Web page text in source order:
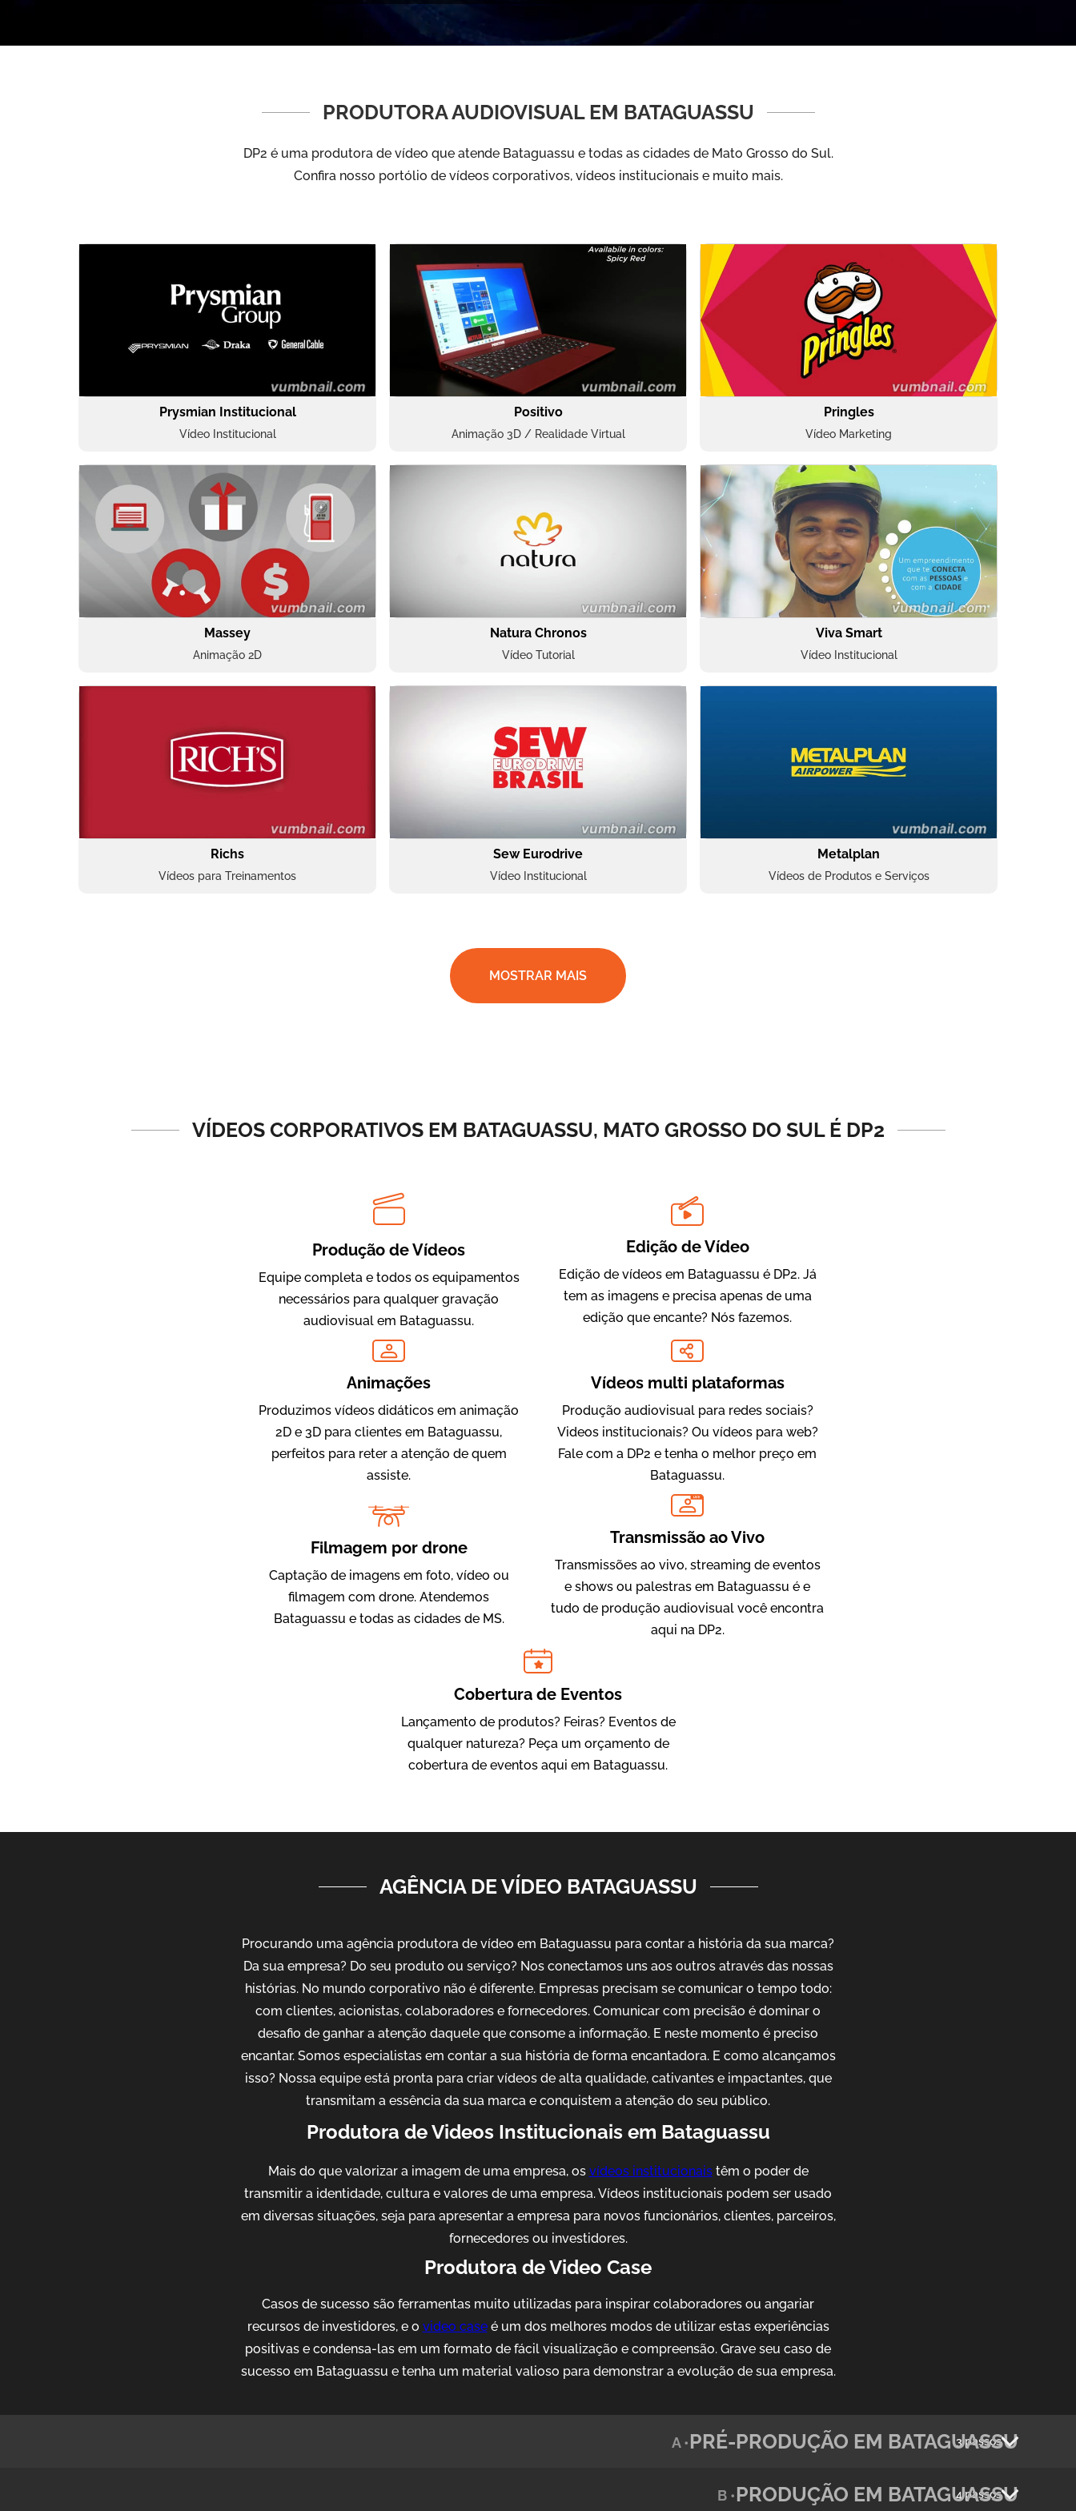
PRODUTORA AUDIOVISUAL EM BATAGUASSU
DP2 é uma produtora de vídeo que atende Bataguassu e todas as cidades de Mato Grosso do Sul.
Confira nosso portólio de vídeos corporativos, vídeos institucionais e muito mais.
Prysmian Institucional
Vídeo Institucional
Positivo
Animação 3D / Realidade Virtual
Pringles
Vídeo Marketing
Massey
Animação 2D
Natura Chronos
Vídeo Tutorial
Viva Smart
Vídeo Institucional
Richs
Vídeos para Treinamentos
Sew Eurodrive
Vídeo Institucional
Metalplan
Vídeos de Produtos e Serviços
Evolucional
Vídeos para Treinamentos
Julândia
Animação 2D
MOSTRAR MAIS
VÍDEOS CORPORATIVOS EM BATAGUASSU, MATO GROSSO DO SUL É DP2
Produção de Vídeos
Equipe completa e todos os equipamentos
necessários para qualquer gravação
audiovisual em Bataguassu.
Edição de Vídeo
Edição de vídeos em Bataguassu é DP2. Já
tem as imagens e precisa apenas de uma
edição que encante? Nós fazemos.
Animações
Produzimos vídeos didáticos em animação
2D e 3D para clientes em Bataguassu,
perfeitos para reter a atenção de quem
assiste.
Vídeos multi plataformas
Produção audiovisual para redes sociais?
Videos institucionais? Ou vídeos para web?
Fale com a DP2 e tenha o melhor preço em
Bataguassu.
Filmagem por drone
Captação de imagens em foto, vídeo ou
filmagem com drone. Atendemos
Bataguassu e todas as cidades de MS.
LIVE
Transmissão ao Vivo
Transmissões ao vivo, streaming de eventos
e shows ou palestras em Bataguassu é e
tudo de produção audiovisual você encontra
aqui na DP2.
Cobertura de Eventos
Lançamento de produtos? Feiras? Eventos de
qualquer natureza? Peça um orçamento de
cobertura de eventos aqui em Bataguassu.
AGÊNCIA DE VÍDEO BATAGUASSU
Procurando uma agência produtora de vídeo em Bataguassu para contar a história da sua marca?
Da sua empresa? Do seu produto ou serviço? Nos conectamos uns aos outros através das nossas
histórias. No mundo corporativo não é diferente. Empresas precisam se comunicar o tempo todo:
com clientes, acionistas, colaboradores e fornecedores. Comunicar com precisão é dominar o
desafio de ganhar a atenção daquele que consome a informação. E neste momento é preciso
encantar. Somos especialistas em contar a sua história de forma encantadora. E como alcançamos
isso? Nossa equipe está pronta para criar vídeos de alta qualidade, cativantes e impactantes, que
transmitam a essência da sua marca e conquistem a atenção do seu público.
Produtora de Videos Institucionais em Bataguassu
Mais do que valorizar a imagem de uma empresa, os vídeos institucionaistêm o poder de
transmitir a identidade, cultura e valores de uma empresa. Vídeos institucionais podem ser usado
em diversas situações, seja para apresentar a empresa para novos funcionários, clientes, parceiros,
fornecedores ou investidores.
Produtora de Video Case
Casos de sucesso são ferramentas muito utilizadas para inspirar colaboradores ou angariar
recursos de investidores, e o video caseé um dos melhores modos de utilizar estas experiências
positivas e condensa-las em um formato de fácil visualização e compreensão. Grave seu caso de
sucesso em Bataguassu e tenha um material valioso para demonstrar a evolução de sua empresa.
A •PRÉ-PRODUÇÃO EM BATAGUASSU
3 passos
B •PRODUÇÃO EM BATAGUASSU
4 passos